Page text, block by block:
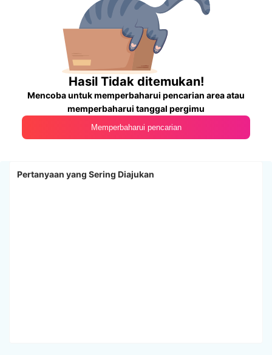
Hasil Tidak ditemukan!
Mencoba untuk memperbaharui pencarian area atau
memperbaharui tanggal pergimu
Memperbaharui pencarian
Pertanyaan yang Sering Diajukan